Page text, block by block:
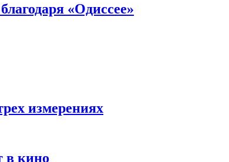
«Одиссее»
измерениях
в кино